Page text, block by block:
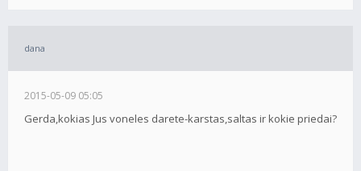
dana
2015-05-09 05:05
Gerda,kokias Jus voneles darete-karstas,saltas ir kokie priedai?